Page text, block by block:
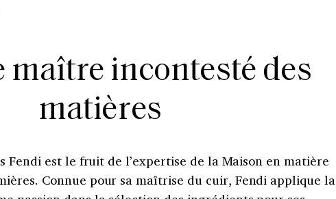
maître incontesté des
matières
Fendi est le fruit de l’expertise de la Maison en matière
Connue pour sa maîtrise du cuir, Fendi applique la